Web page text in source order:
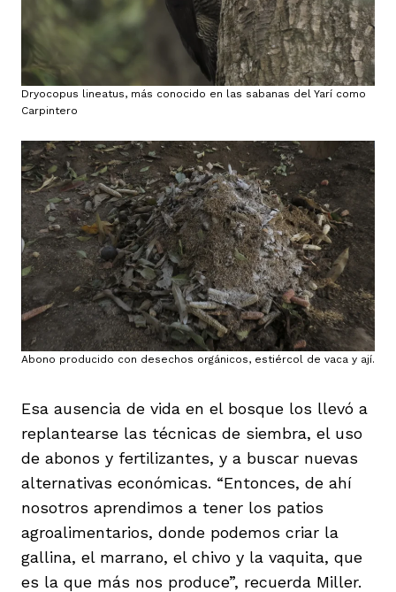
Dryocopus lineatus, más conocido en las sabanas del Yarí como
Carpintero
Abono producido con desechos orgánicos, estiércol de vaca y ají.
Esa ausencia de vida en el bosque los llevó a
replantearse las técnicas de siembra, el uso
de abonos y fertilizantes, y a buscar nuevas
alternativas económicas. “Entonces, de ahí
nosotros aprendimos a tener los patios
agroalimentarios, donde podemos criar la
gallina, el marrano, el chivo y la vaquita, que
es la que más nos produce”, recuerda Miller.